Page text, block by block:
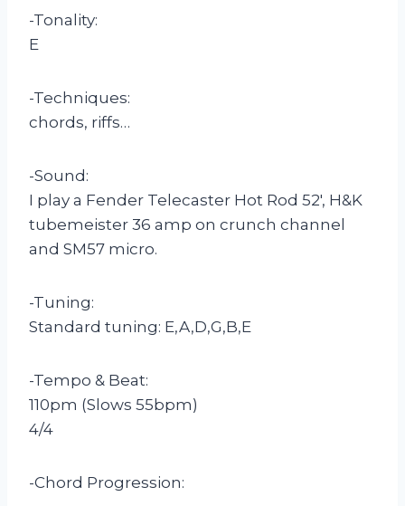
-Tonality:
E
-Techniques:
chords, riffs…
-Sound:
I play a Fender Telecaster Hot Rod 52′, H&K
tubemeister 36 amp on crunch channel
and SM57 micro.
-Tuning:
Standard tuning: E,A,D,G,B,E
-Tempo & Beat:
110pm (Slows 55bpm)
4/4
-Chord Progression: